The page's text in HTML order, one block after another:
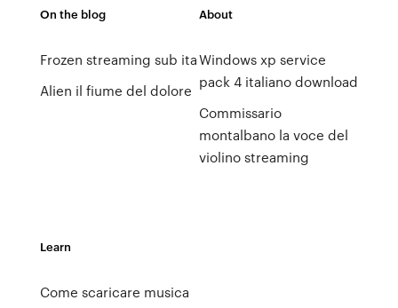
On the blog
Frozen streaming sub ita
Alien il fiume del dolore
About
Windows xp service
pack 4 italiano download
Commissario
montalbano la voce del
violino streaming
Learn
Come scaricare musica